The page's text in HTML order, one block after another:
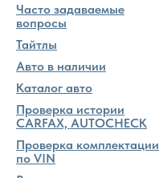
Часто задаваемые
вопросы
Тайтлы
Авто в наличии
Каталог авто
Проверка истории
CARFAX, AUTOCHECK
Проверка комплектации
по VIN